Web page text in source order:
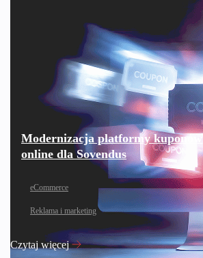
Modernizacja platformy kuponów
online dla Sovendus
eCommerce
Reklama i marketing
Czytaj więcej